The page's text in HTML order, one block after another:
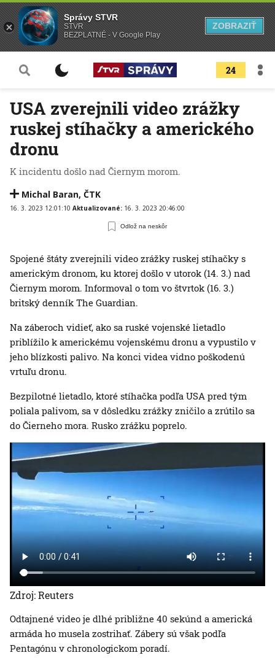
24
USA zverejnili video zrážky
ruskej stíhačky a amerického
dronu
K incidentu došlo nad Čiernym morom.
Michal Baran, ČTK
16. 3. 2023 12:01:10 Aktualizované: 16. 3. 2023 20:46:00
Odlož na neskôr
Spojené štáty zverejnili video zrážky ruskej stíhačky s
americkým dronom, ku ktorej došlo v utorok (14. 3.) nad
Čiernym morom. Informoval o tom vo štvrtok (16. 3.)
britský denník The Guardian.
Na záberoch vidieť, ako sa ruské vojenské lietadlo
priblížilo k americkému vojenskému dronu a vypustilo v
jeho blízkosti palivo. Na konci videa vidno poškodenú
vrtuľu dronu.
Bezpilotné lietadlo, ktoré stíhačka podľa USA pred tým
poliala palivom, sa v dôsledku zrážky zničilo a zrútilo sa
do Čierneho mora. Rusko zrážku poprelo.
Zdroj: Reuters
Odtajnené video je dlhé približne 40 sekúnd a americká
armáda ho musela zostrihať. Zábery sú však podľa
Pentagónu v chronologickom poradí.
Správy STVR
STVR
BEZPLATNÉ - V Google Play
ZOBRAZIŤ